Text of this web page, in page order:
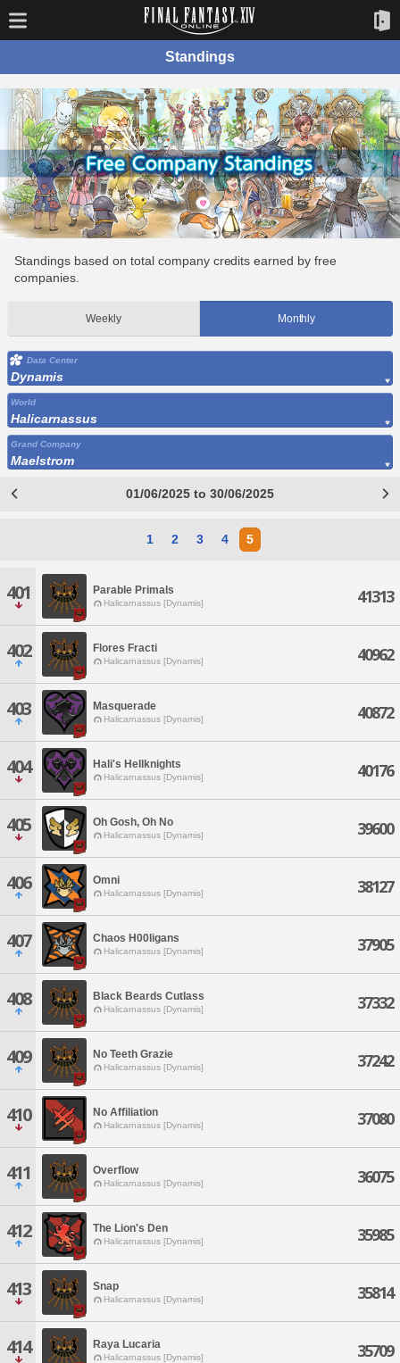
Standings
Standings based on total company credits earned by free
companies.
Weekly Monthly
Data Center
Dynamis
World
Halicarnassus
Grand Company
Maelstrom
01/06/2025 to 30/06/2025
1 2 3 4 5
401 Parable Primals
Halicarnassus [Dynamis] 41313
402 Flores Fracti
Halicarnassus [Dynamis] 40962
403 Masquerade
Halicarnassus [Dynamis] 40872
404 Hali's Hellknights
Halicarnassus [Dynamis] 40176
405 Oh Gosh, Oh No
Halicarnassus [Dynamis] 39600
406 Omni
Halicarnassus [Dynamis] 38127
407 Chaos H00ligans
Halicarnassus [Dynamis] 37905
408 Black Beards Cutlass
Halicarnassus [Dynamis] 37332
409 No Teeth Grazie
Halicarnassus [Dynamis] 37242
410 No Affiliation
Halicarnassus [Dynamis] 37080
411 Overflow
Halicarnassus [Dynamis] 36075
412 The Lion's Den
Halicarnassus [Dynamis] 35985
413 Snap
Halicarnassus [Dynamis] 35814
414 Raya Lucaria
Halicarnassus [Dynamis] 35709